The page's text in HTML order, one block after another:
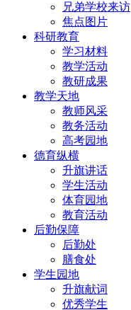
兄弟学校来访
焦点图片
科研教育
学习材料
教学活动
教研成果
教学天地
教师风采
教务活动
高考园地
德育纵横
升旗讲话
学生活动
体育园地
教育活动
后勤保障
后勤处
膳食处
学生园地
升旗献词
优秀学生